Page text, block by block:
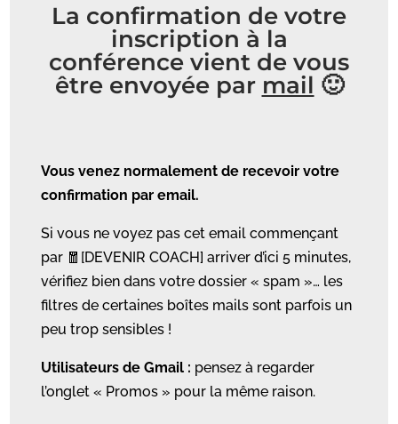
La confirmation de votre
inscription à la
conférence vient de vous
être envoyée par mail 🙂
Vous venez normalement de recevoir votre
confirmation par email.
Si vous ne voyez pas cet email commençant
par 🧧 [DEVENIR COACH] arriver d’ici 5 minutes,
vérifiez bien dans votre dossier « spam »… les
filtres de certaines boîtes mails sont parfois un
peu trop sensibles !
Utilisateurs de Gmail : pensez à regarder
l’onglet « Promos » pour la même raison.